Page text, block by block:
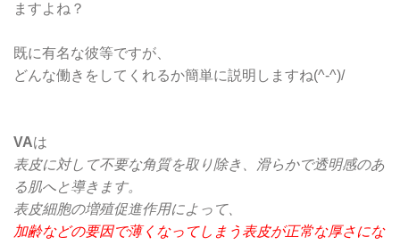
ますよね？
既に有名な彼等ですが、
どんな働きをしてくれるか簡単に説明しますね(^-^)/
VAは
表皮に対して不要な角質を取り除き、滑らかで透明感のあ
る肌へと導きます。
表皮細胞の増殖促進作用によって、
加齢などの要因で薄くなってしまう表皮が正常な厚さにな